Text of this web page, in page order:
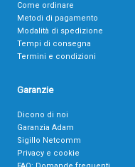
Come ordinare
Metodi di pagamento
Modalità di spedizione
Tempi di consegna
Termini e condizioni
Garanzie
Dicono di noi
Garanzia Adam
Sigillo Netcomm
Privacy e cookie